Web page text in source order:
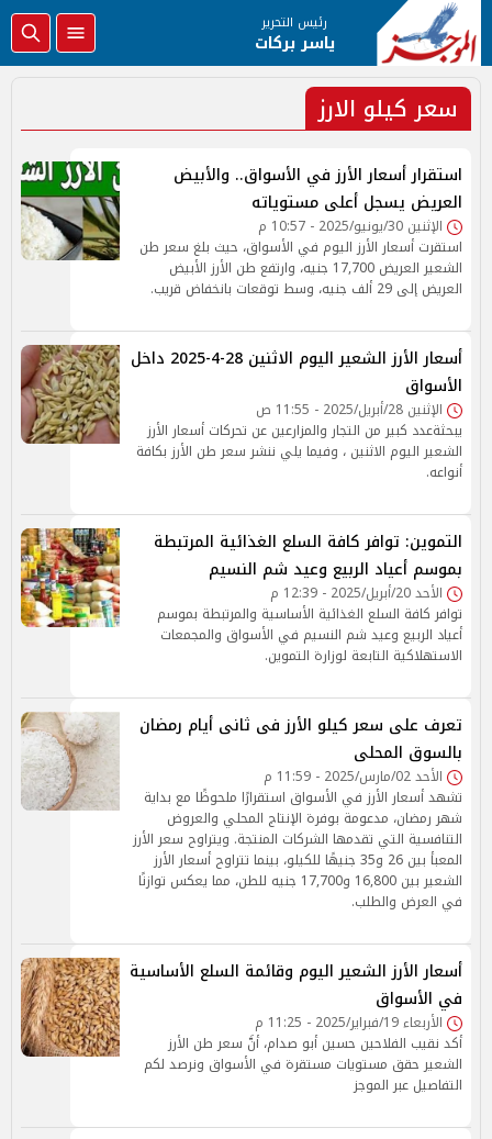
رئيس التحرير
ياسر بركات
سعر كيلو الارز
استقرار أسعار الأرز في الأسواق.. والأبيض
العريض يسجل أعلى مستوياته
الإثنين 30/يونيو/2025 - 10:57 م
استقرت أسعار الأرز اليوم في الأسواق، حيث بلغ سعر طن
الشعير العريض 17,700 جنيه، وارتفع طن الأرز الأبيض
العريض إلى 29 ألف جنيه، وسط توقعات بانخفاض قريب.
أسعار الأرز الشعير اليوم الاثنين 28-4-2025 داخل
الأسواق
الإثنين 28/أبريل/2025 - 11:55 ص
يبحثةعدد كبير من التجار والمزارعين عن تحركات أسعار الأرز
الشعير اليوم الاثنين ، وفيما يلي ننشر سعر طن الأرز بكافة
أنواعه.
التموين: توافر كافة السلع الغذائية المرتبطة
بموسم أعياد الربيع وعيد شم النسيم
الأحد 20/أبريل/2025 - 12:39 م
توافر كافة السلع الغذائية الأساسية والمرتبطة بموسم
أعياد الربيع وعيد شم النسيم في الأسواق والمجمعات
الاستهلاكية التابعة لوزارة التموين.
تعرف على سعر كيلو الأرز فى ثانى أيام رمضان
بالسوق المحلى
الأحد 02/مارس/2025 - 11:59 م
تشهد أسعار الأرز في الأسواق استقرارًا ملحوظًا مع بداية
شهر رمضان، مدعومة بوفرة الإنتاج المحلي والعروض
التنافسية التي تقدمها الشركات المنتجة. ويتراوح سعر الأرز
المعبأ بين 26 و35 جنيهًا للكيلو، بينما تتراوح أسعار الأرز
الشعير بين 16,800 و17,700 جنيه للطن، مما يعكس توازنًا
في العرض والطلب.
أسعار الأرز الشعير اليوم وقائمة السلع الأساسية
في الأسواق
الأربعاء 19/فبراير/2025 - 11:25 م
أكد نقيب الفلاحين حسين أبو صدام، أنَّ سعر طن الأرز
الشعير حقق مستويات مستقرة في الأسواق ونرصد لكم
التفاصيل عبر الموجز